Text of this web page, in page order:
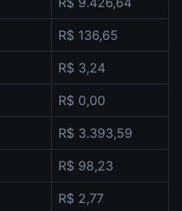
R$ 136,65
R$ 3,24
R$ 0,00
R$ 3.393,59
R$ 98,23
R$ 2,77